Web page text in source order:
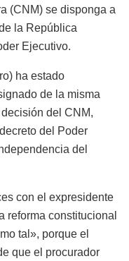
(CNM) se disponga a
la República
Ejecutivo.
ha estado
de la misma
del CNM,
del Poder
del
con el expresidente
reforma constitucional
tal», porque el
que el procurador